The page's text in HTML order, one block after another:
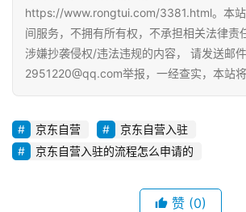
观
察
电
商
https://www.rongtui.com/3381.html。本站
间服务，不拥有所有权，不承担相关法律责
涉嫌抄袭侵权/违法违规的内容， 请发送邮
2951220@qq.com举报，一经查实，本站将
京东自营
京东自营入驻
京东自营入驻的流程怎么申请的
赞 (0)